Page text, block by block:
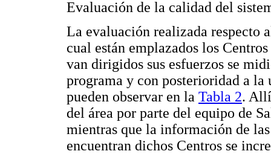
Evaluación de la calidad del
La evaluación realizada respecto
cual están emplazados los
van dirigidos sus esfuerzos se
programa y con posterioridad a
pueden observar en la Tabla 2.
del área por parte del equipo de
mientras que la información de
encuentran dichos Centros se